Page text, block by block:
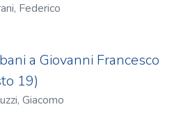
Federico
a Giovanni Francesco
19)
Giacomo